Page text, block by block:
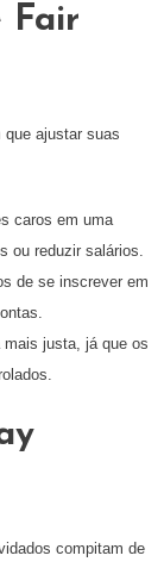
Fair
ajustar suas
caros em uma
ou reduzir salários.
de se inscrever em
justa, já que os
compitam de